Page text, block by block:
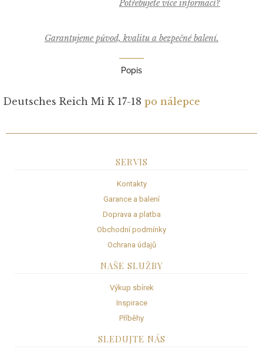
Garantujeme původ, kvalitu a bezpečné balení.
Popis
Deutsches Reich Mi K 17-18 po nálepce
SERVIS
Kontakty
Garance a balení
Doprava a platba
Obchodní podmínky
Ochrana údajů
NAŠE SLUŽBY
Výkup sbírek
Inspirace
Příběhy
SLEDUJTE NÁS